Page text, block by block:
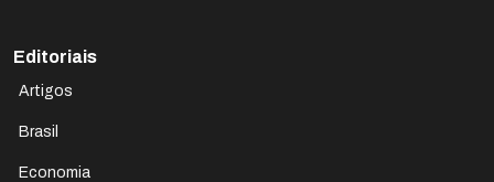
Editoriais
Artigos
Brasil
Economia